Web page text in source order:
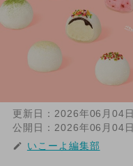
更新日： 2026年06月04日
公開日： 2026年06月04日
いこーよ編集部